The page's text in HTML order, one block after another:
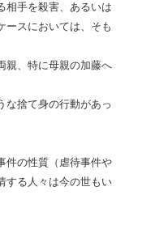
相手を殺害、あるいは
ースにおいては、そも
親、特に母親の加藤へ
な捨て身の行動があっ
件の性質（虐待事件や
する人々は今の世もい